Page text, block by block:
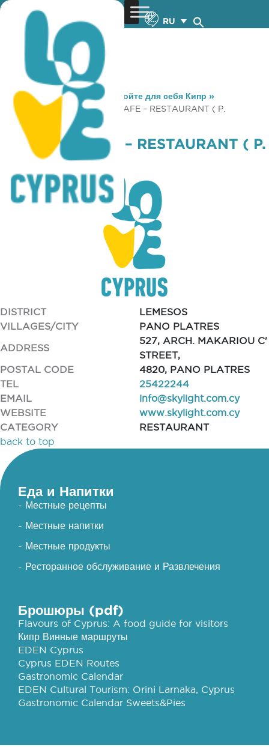
RU
You are here: Home »Откройте для себя Кипр »
Gastronomy
»
SKYLIGHT CAFE – RESTAURANT ( P.
PLATRES )
SKYLIGHT CAFE – RESTAURANT ( P.
PLATRES )
DISTRICT
LEMESOS
VILLAGES/CITY
PANO PLATRES
ADDRESS
527, ARCH. MAKARIOU C'
STREET,
POSTAL CODE
4820, PANO PLATRES
TEL
25422244
EMAIL
info@skylight.com.cy
WEBSITE
www.skylight.com.cy
CATEGORY
RESTAURANT
back to top
Еда и Напитки
- Местные рецепты
- Местные напитки
- Местные продукты
- Ресторанное обслуживание и Развлечения
Брошюры (pdf)
Flavours of Cyprus: A food guide for visitors
Кипр Винные маршруты
EDEN Cyprus
Cyprus EDEN Routes
Gastronomic Calendar
EDEN Cultural Tourism: Orini Larnaka, Cyprus
Gastronomic Calendar Sweets&Pies